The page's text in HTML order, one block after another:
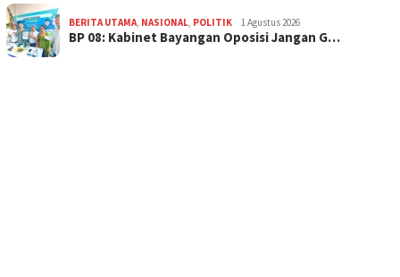
BERITA UTAMA NASIONAL POLITIK 1 Agustus 2026
BP 08: Kabinet Bayangan Oposisi Jangan G…